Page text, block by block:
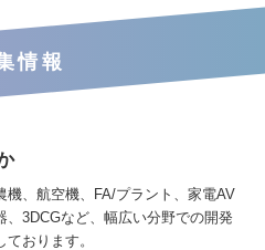
情報
機、航空機、FA/プラント、家電AV
3DCGなど、幅広い分野での開発
おります。